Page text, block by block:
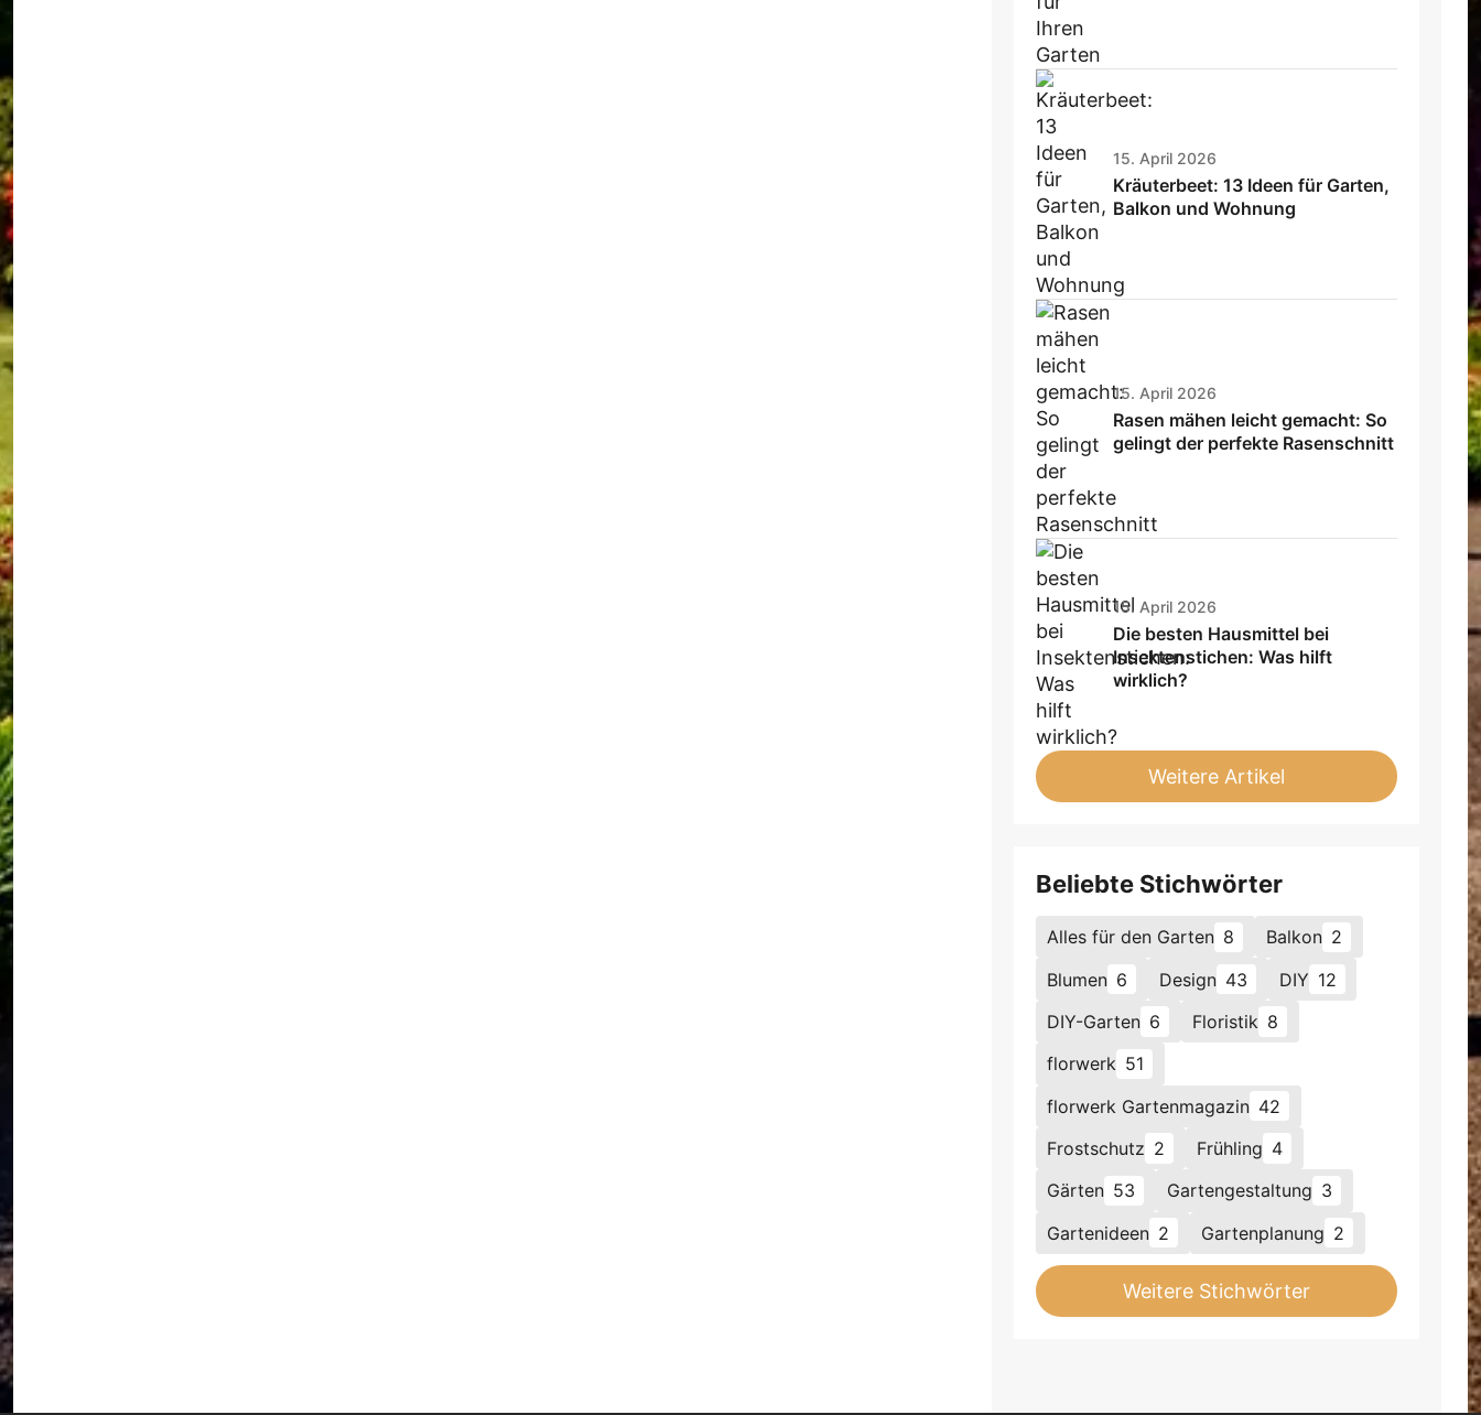
15. April 2026
Kräuterbeet: 13 Ideen für Garten,
Balkon und Wohnung
15. April 2026
Rasen mähen leicht gemacht: So
gelingt der perfekte Rasenschnitt
15. April 2026
Die besten Hausmittel bei
Insektenstichen: Was hilft
wirklich?
Weitere Artikel
Beliebte Stichwörter
Alles für den Garten 8 Balkon 2
Blumen 6 Design 43 DIY 12
DIY-Garten 6 Floristik 8
florwerk 51
florwerk Gartenmagazin 42
Frostschutz 2 Frühling 4
Gärten 53 Gartengestaltung 3
Gartenideen 2 Gartenplanung 2
Weitere Stichwörter